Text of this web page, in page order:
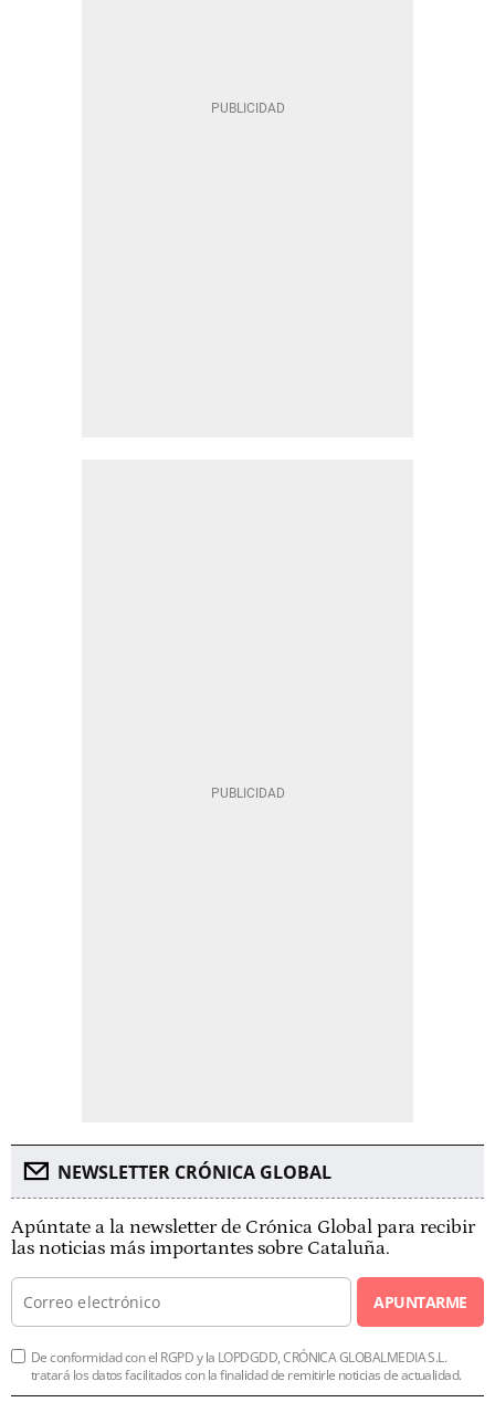
NEWSLETTER CRÓNICA GLOBAL
Apúntate a la newsletter de Crónica Global para recibir
las noticias más importantes sobre Cataluña.
APUNTARME
De conformidad con el RGPD y la LOPDGDD, CRÓNICA GLOBALMEDIA S.L.
tratará los datos facilitados con la finalidad de remitirle noticias de actualidad.